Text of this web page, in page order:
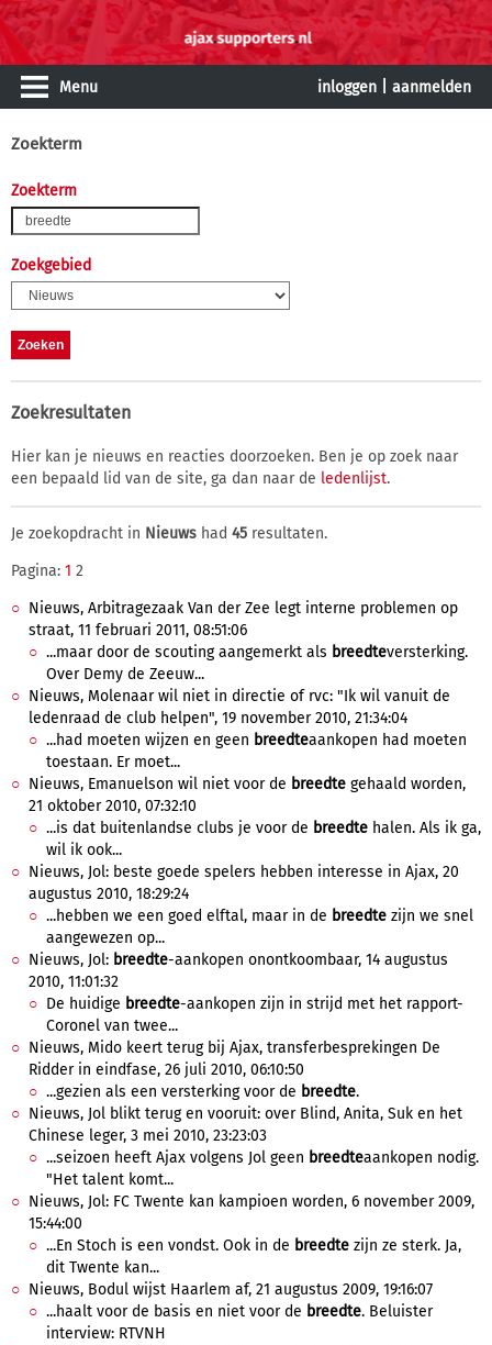
Menu inloggen aanmelden
Zoekterm
Zoekterm
Zoekgebied
Zoekresultaten
Hier kan je nieuws en reacties doorzoeken. Ben je op zoek naar
een bepaald lid van de site, ga dan naar de ledenlijst.
Je zoekopdracht in Nieuws had 45 resultaten.
Pagina: 1 2
Nieuws, Arbitragezaak Van der Zee legt interne problemen op
straat, 11 februari 2011, 08:51:06
...maar door de scouting aangemerkt als breedteversterking.
Over Demy de Zeeuw...
Nieuws, Molenaar wil niet in directie of rvc: "Ik wil vanuit de
ledenraad de club helpen", 19 november 2010, 21:34:04
...had moeten wijzen en geen breedteaankopen had moeten
toestaan. Er moet...
Nieuws, Emanuelson wil niet voor de breedte gehaald worden,
21 oktober 2010, 07:32:10
...is dat buitenlandse clubs je voor de breedte halen. Als ik ga,
wil ik ook...
Nieuws, Jol: beste goede spelers hebben interesse in Ajax, 20
augustus 2010, 18:29:24
...hebben we een goed elftal, maar in de breedte zijn we snel
aangewezen op...
Nieuws, Jol: breedte-aankopen onontkoombaar, 14 augustus
2010, 11:01:32
De huidige breedte-aankopen zijn in strijd met het rapport-
Coronel van twee...
Nieuws, Mido keert terug bij Ajax, transferbesprekingen De
Ridder in eindfase, 26 juli 2010, 06:10:50
...gezien als een versterking voor de breedte.
Nieuws, Jol blikt terug en vooruit: over Blind, Anita, Suk en het
Chinese leger, 3 mei 2010, 23:23:03
...seizoen heeft Ajax volgens Jol geen breedteaankopen nodig.
"Het talent komt...
Nieuws, Jol: FC Twente kan kampioen worden, 6 november 2009,
15:44:00
...En Stoch is een vondst. Ook in de breedte zijn ze sterk. Ja,
dit Twente kan...
Nieuws, Bodul wijst Haarlem af, 21 augustus 2009, 19:16:07
...haalt voor de basis en niet voor de breedte. Beluister
interview: RTVNH